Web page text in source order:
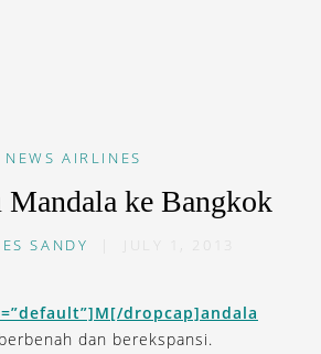
NEWS AIRLINES
Mandala ke Bangkok
SANDY JULY 1, 2013
dropcap]andala
dan berekspansi.